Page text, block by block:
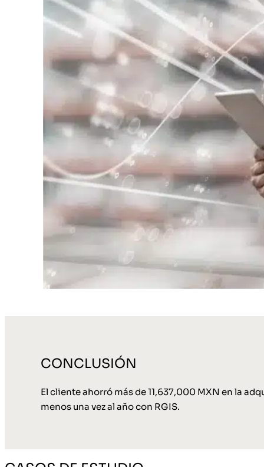
CONCLUSIÓN
El cliente ahorró más de 11,637,000 MXN en la
menos una vez al año con RGIS.